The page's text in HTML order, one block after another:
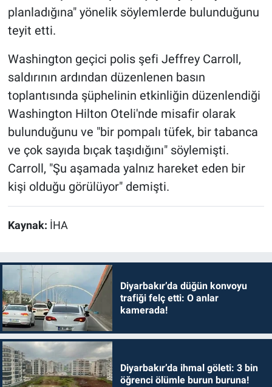
planladığına" yönelik söylemlerde bulunduğunu
teyit etti.
Washington geçici polis şefi Jeffrey Carroll,
saldırının ardından düzenlenen basın
toplantısında şüphelinin etkinliğin düzenlendiği
Washington Hilton Oteli'nde misafir olarak
bulunduğunu ve "bir pompalı tüfek, bir tabanca
ve çok sayıda bıçak taşıdığını" söylemişti.
Carroll, "Şu aşamada yalnız hareket eden bir
kişi olduğu görülüyor" demişti.
Kaynak: İHA
Diyarbakır’da düğün konvoyu
trafiği felç etti: O anlar
kamerada!
Diyarbakır’da ihmal göleti: 3 bin
öğrenci ölümle burun buruna!